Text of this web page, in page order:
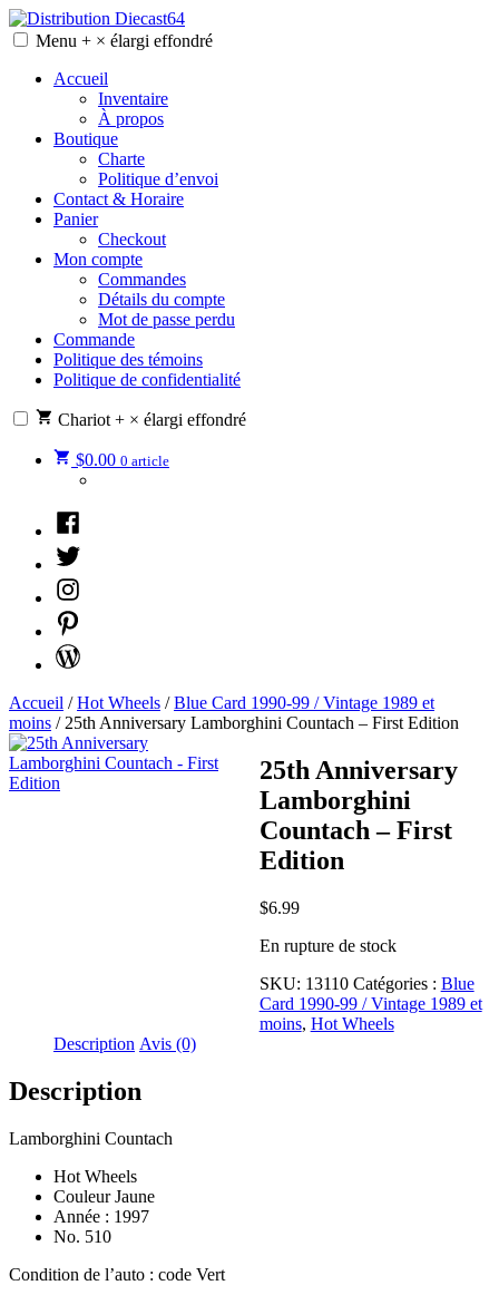
Skip
to
Distribution Diecast64
Une passion, un mode de vie.
Menu + × élargi effondré
Accueil
Inventaire
À propos
Boutique
Charte
Politique d’envoi
Contact & Horaire
Panier
Checkout
Mon compte
Commandes
Détails du compte
Mot de passe perdu
Commande
Politique des témoins
Politique de confidentialité
Chariot + × élargi effondré
$0.00 0 article
Facebook
Twitter
Instagram
Pinterest
WordPress
Accueil /Hot Wheels /Blue Card 1990-99 / Vintage 1989 et
moins / 25th Anniversary Lamborghini Countach – First Edition
25th Anniversary
Lamborghini
Countach – First
Edition
$6.99
En rupture de stock
SKU: 13110 Catégories : Blue
Card 1990-99 / Vintage 1989 et
moins, Hot Wheels
Description Avis (0)
Description
Lamborghini Countach
Hot Wheels
Couleur Jaune
Année : 1997
No. 510
Condition de l’auto : code Vert